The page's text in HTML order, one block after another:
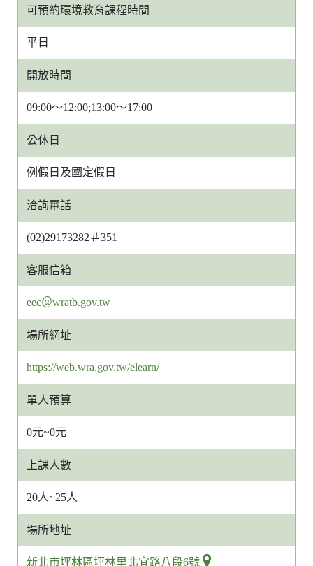
可預約環境教育課程時間
平日
開放時間
09:00～12:00;13:00～17:00
公休日
例假日及國定假日
洽詢電話
(02)29173282＃351
客服信箱
客
服
信
網
址
eec＠wratb.gov.tw
場所網址
https://web.wra.gov.tw/elearn/
單人預算
0元~0元
上課人數
20人~25人
場所地址
新北市坪林區坪林里北宜路八段6號